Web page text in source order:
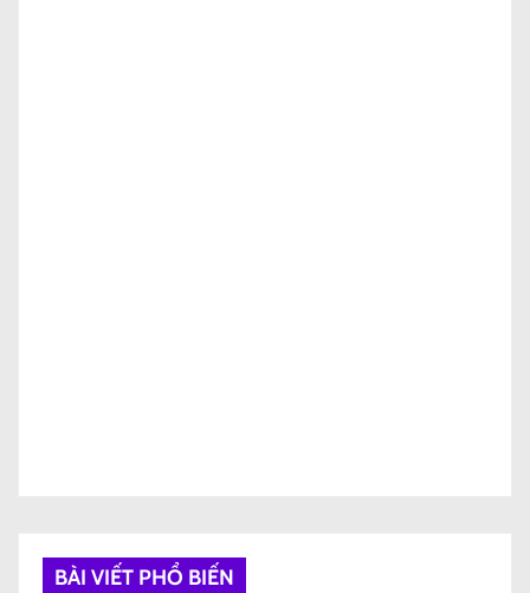
BÀI VIẾT PHỔ BIẾN